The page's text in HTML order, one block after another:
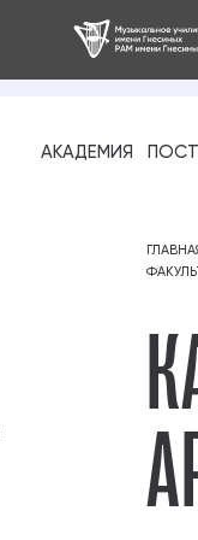
АКАДЕМИЯ
Бакалавриат
Магистратура
Аспирантура